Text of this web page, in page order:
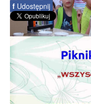
Galerie z
f Udostępnij